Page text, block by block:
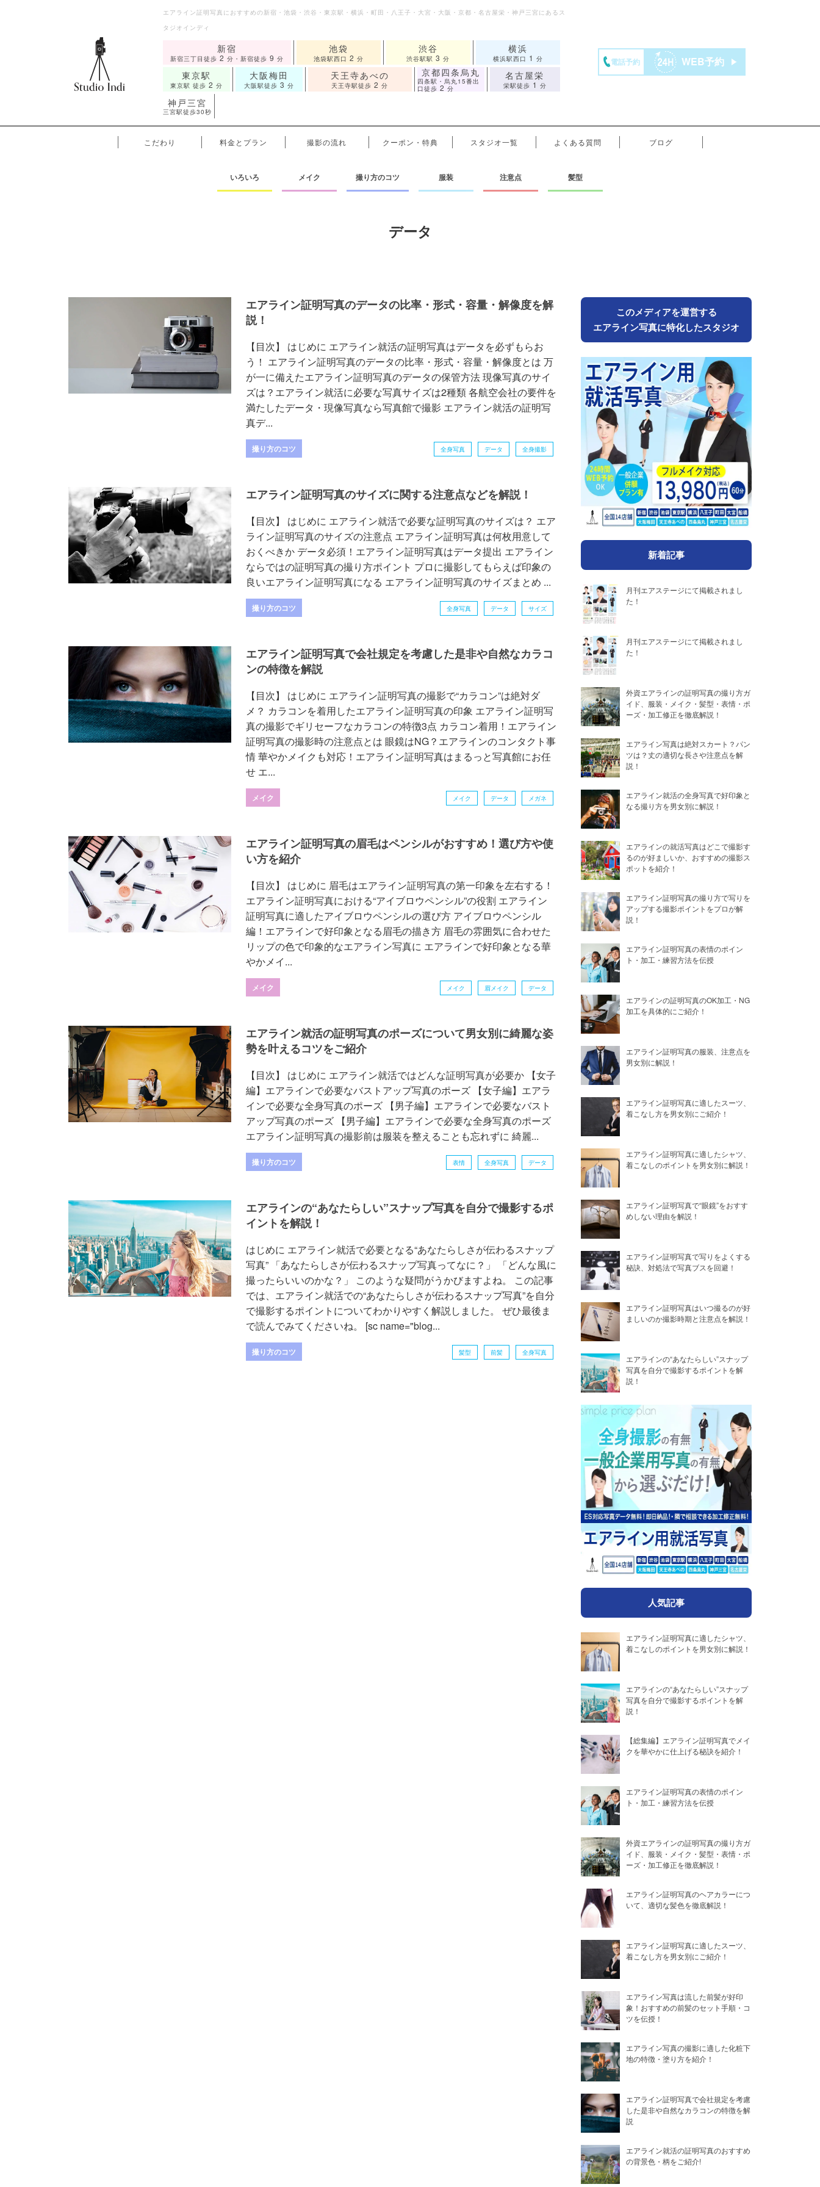
エアライン証明写真におすすめの新宿・池袋・渋谷・東京駅・横浜・町田・八王子・大宮・大阪・京都・名古屋栄・神戸三宮にあるス
タジオインディ
新宿
新宿三丁目徒歩 2 分・新宿徒歩 9 分
池袋
池袋駅西口 2 分
渋谷
渋谷駅駅 3 分
横浜
横浜駅西口 1 分
東京駅
東京駅 徒歩 2 分
大阪梅田
大阪駅徒歩 3 分
天王寺あべの
天王寺駅徒歩 2 分
京都四条烏丸
四条駅・烏丸15番出
口徒歩 2 分
名古屋栄
栄駅徒歩 1 分
神戸三宮
三宮駅徒歩30秒
電話予約 WEB予約
こだわり 料金とプラン 撮影の流れ クーポン・特典 スタジオ一覧 よくある質問 ブログ
いろいろ メイク 撮り方のコツ 服装 注意点 髪型
データ
エアライン証明写真のデータの比率・形式・容量・解像度を解
説！
【目次】 はじめに エアライン就活の証明写真はデータを必ずもらお
う！ エアライン証明写真のデータの比率・形式・容量・解像度とは 万
が一に備えたエアライン証明写真のデータの保管方法 現像写真のサイ
ズは？エアライン就活に必要な写真サイズは2種類 各航空会社の要件を
満たしたデータ・現像写真なら写真館で撮影 エアライン就活の証明写
真デ...
撮り方のコツ 全身写真 データ 全身撮影
エアライン証明写真のサイズに関する注意点などを解説！
【目次】 はじめに エアライン就活で必要な証明写真のサイズは？ エア
ライン証明写真のサイズの注意点 エアライン証明写真は何枚用意して
おくべきか データ必須！エアライン証明写真はデータ提出 エアライン
ならではの証明写真の撮り方ポイント プロに撮影してもらえば印象の
良いエアライン証明写真になる エアライン証明写真のサイズまとめ ...
撮り方のコツ 全身写真 データ サイズ
エアライン証明写真で会社規定を考慮した是非や自然なカラコ
ンの特徴を解説
【目次】 はじめに エアライン証明写真の撮影で“カラコン”は絶対ダ
メ？ カラコンを着用したエアライン証明写真の印象 エアライン証明写
真の撮影でギリセーフなカラコンの特徴3点 カラコン着用！エアライン
証明写真の撮影時の注意点とは 眼鏡はNG？エアラインのコンタクト事
情 華やかメイクも対応！エアライン証明写真はまるっと写真館にお任
せ エ...
メイク メイク データ メガネ
エアライン証明写真の眉毛はペンシルがおすすめ！選び方や使
い方を紹介
【目次】 はじめに 眉毛はエアライン証明写真の第一印象を左右する！
エアライン証明写真における“アイブロウペンシル”の役割 エアライン
証明写真に適したアイブロウペンシルの選び方 アイブロウペンシル
編！エアラインで好印象となる眉毛の描き方 眉毛の雰囲気に合わせた
リップの色で印象的なエアライン写真に エアラインで好印象となる華
やかメイ...
メイク メイク 眉メイク データ
エアライン就活の証明写真のポーズについて男女別に綺麗な姿
勢を叶えるコツをご紹介
【目次】 はじめに エアライン就活ではどんな証明写真が必要か 【女子
編】エアラインで必要なバストアップ写真のポーズ 【女子編】エアラ
インで必要な全身写真のポーズ 【男子編】エアラインで必要なバスト
アップ写真のポーズ 【男子編】エアラインで必要な全身写真のポーズ
エアライン証明写真の撮影前は服装を整えることも忘れずに 綺麗...
撮り方のコツ 表情 全身写真 データ
エアラインの“あなたらしい”スナップ写真を自分で撮影するポ
イントを解説！
はじめに エアライン就活で必要となる“あなたらしさが伝わるスナップ
写真” 「あなたらしさが伝わるスナップ写真ってなに？」 「どんな風に
撮ったらいいのかな？」 このような疑問がうかびますよね。 この記事
では、エアライン就活での“あなたらしさが伝わるスナップ写真”を自分
で撮影するポイントについてわかりやすく解説しました。 ぜひ最後ま
で読んでみてくださいね。 [sc name="blog...
撮り方のコツ 髪型 前髪 全身写真
このメディアを運営する
エアライン写真に特化したスタジオ
新着記事
月刊エアステージにて掲載されまし
た！
月刊エアステージにて掲載されまし
た！
外資エアラインの証明写真の撮り方ガ
イド、服装・メイク・髪型・表情・ポ
ーズ・加工修正を徹底解説！
エアライン写真は絶対スカート？パン
ツは？丈の適切な長さや注意点を解
説！
エアライン就活の全身写真で好印象と
なる撮り方を男女別に解説！
エアラインの就活写真はどこで撮影す
るのが好ましいか、おすすめの撮影ス
ポットを紹介！
エアライン証明写真の撮り方で写りを
アップする撮影ポイントをプロが解
説！
エアライン証明写真の表情のポイン
ト・加工・練習方法を伝授
エアラインの証明写真のOK加工・NG
加工を具体的にご紹介！
エアライン証明写真の服装、注意点を
男女別に解説！
エアライン証明写真に適したスーツ、
着こなし方を男女別にご紹介！
エアライン証明写真に適したシャツ、
着こなしのポイントを男女別に解説！
エアライン証明写真で“眼鏡”をおすす
めしない理由を解説！
エアライン証明写真で写りをよくする
秘訣、対処法で写真ブスを回避！
エアライン証明写真はいつ撮るのが好
ましいのか撮影時期と注意点を解説！
エアラインの“あなたらしい”スナップ
写真を自分で撮影するポイントを解
説！
人気記事
エアライン証明写真に適したシャツ、
着こなしのポイントを男女別に解説！
エアラインの“あなたらしい”スナップ
写真を自分で撮影するポイントを解
説！
【総集編】エアライン証明写真でメイ
クを華やかに仕上げる秘訣を紹介！
エアライン証明写真の表情のポイン
ト・加工・練習方法を伝授
外資エアラインの証明写真の撮り方ガ
イド、服装・メイク・髪型・表情・ポ
ーズ・加工修正を徹底解説！
エアライン証明写真のヘアカラーにつ
いて、適切な髪色を徹底解説！
エアライン証明写真に適したスーツ、
着こなし方を男女別にご紹介！
エアライン写真は流した前髪が好印
象！おすすめの前髪のセット手順・コ
ツを伝授！
エアライン写真の撮影に適した化粧下
地の特徴・塗り方を紹介！
エアライン証明写真で会社規定を考慮
した是非や自然なカラコンの特徴を解
説
エアライン就活の証明写真のおすすめ
の背景色・柄をご紹介!